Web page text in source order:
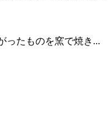
ったものを窯で焼き...